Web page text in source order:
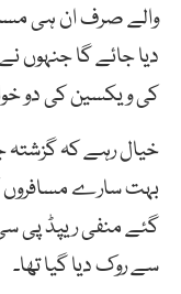
والے صرف ان ہی
دیا جائے گا جنہوں
کی ویکسین کی دو
خیال رہے کہ گزشتہ
بہت سارے مسافروں
گئے منفی ریپڈ پی
سے روک دیا گیا تھا۔